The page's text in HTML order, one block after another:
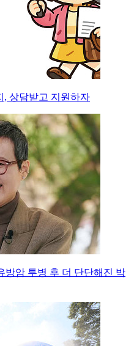
, 상담받고 지원하자
방암 투병 후 더 단단해진 박